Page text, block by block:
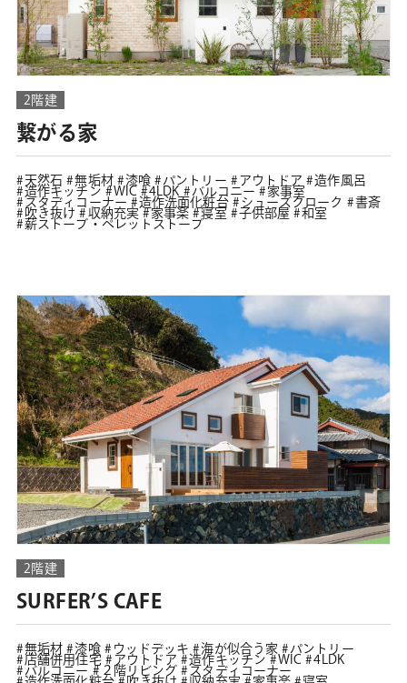
2階建
繋がる家
天然石 無垢材 漆喰 パントリー アウトドア
造作風呂
造作キッチン
WIC 4LDK バルコニー
家事室
スタディコーナー
造作洗面化粧台 シューズクローク
書斎
吹き抜け
収納充実 家事楽 寝室 子供部屋
和室
薪ストーブ・ペレットストーブ
2階建
SURFER’S CAFE
無垢材 漆喰 ウッドデッキ 海が似合う家
パントリー
店舗併用住宅
アウトドア 造作キッチン WIC
4LDK
バルコニー
２階リビング
スタディコーナー